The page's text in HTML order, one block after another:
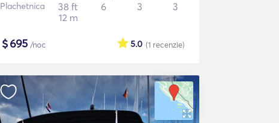
Plachetnica
38 ft
12 m
6 3 3
$695 /noc (1 recenzie)
5.0